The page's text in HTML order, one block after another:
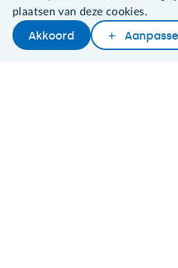
©2026 SeniorWeb
Algemene voorwaarden
Cookies en cookie-instellingen
plaatsen van deze cookies.
Akkoord